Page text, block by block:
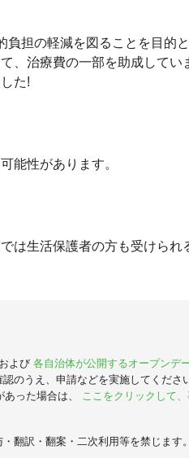
担の軽減を図ることを目的
、治療費の一部を助成して
た!
能性があります。
は生活保護者の方も受けられ
よび 各自治体が公開するオープンデ
のうえ、申請などを実施してくださ
った場合は、
ここをクリックして
翻訳・翻案・二次利用等を禁じます